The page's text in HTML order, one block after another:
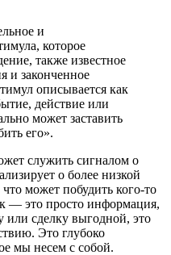
и
которое
также известное
и законченное
описывается как
действие или
может заставить
его».
служить сигналом о
о более низкой
может побудить кого-то
— это просто информация,
или сделку выгодной, это
Это глубоко
мы несем с собой.